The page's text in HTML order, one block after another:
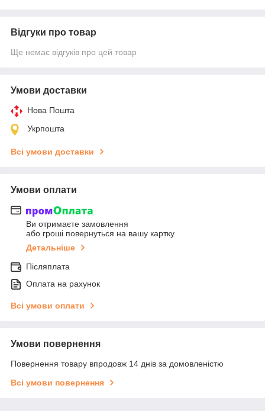
Відгуки про товар
Ще немає відгуків про цей товар
Умови доставки
Нова Пошта
Укрпошта
Всі умови доставки
Умови оплати
Ви отримаєте замовлення
або гроші повернуться на вашу картку
Детальніше
Післяплата
Оплата на рахунок
Всі умови оплати
Умови повернення
Повернення товару впродовж 14 днів за домовленістю
Всі умови повернення